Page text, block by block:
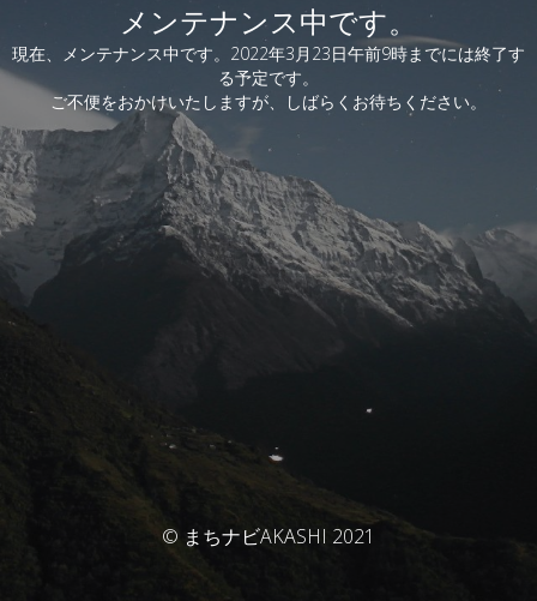
メンテナンス中です。
現在、メンテナンス中です。2022年3月23日午前9時までには終了す
る予定です。
ご不便をおかけいたしますが、しばらくお待ちください。
© まちナビAKASHI 2021